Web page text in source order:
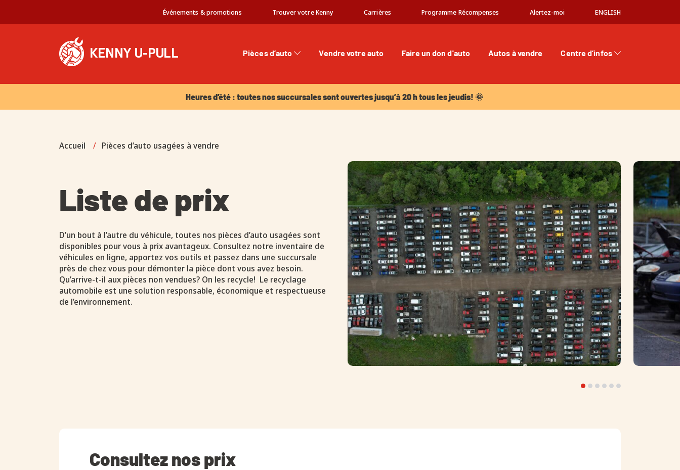
Événements & promotions Trouver votre Kenny Carrières Programme Récompenses Alertez-moi ENGLISH
Pièces d’auto Vendre votre auto Faire un don d'auto Autos à vendre
Centre d’infos
Heures d’été : toutes nos succursales sont ouvertes jusqu’à 20 h tous les jeudis! 🌞
Accueil / Pièces d’auto usagées à vendre
Liste de prix
D’un bout à l’autre du véhicule, toutes nos pièces d’auto usagées sont
disponibles pour vous à prix avantageux. Consultez notre inventaire de
véhicules en ligne, apportez vos outils et passez dans une succursale
près de chez vous pour démonter la pièce dont vous avez besoin.
Qu’arrive-t-il aux pièces non vendues? On les recycle! Le recyclage
automobile est une solution responsable, économique et respectueuse
de l’environnement.
Consultez nos prix